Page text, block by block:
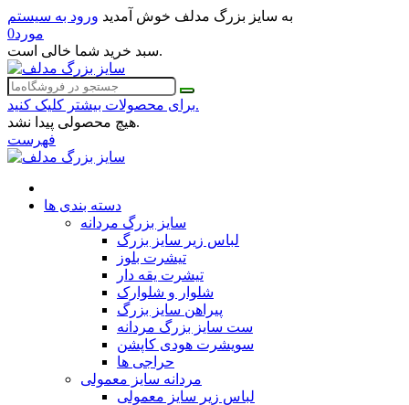
به سایز بزرگ مدلف خوش آمدید ورود به سیستم
0مورد
سبد خرید شما خالی است.
برای محصولات بیشتر کلیک کنید.
هیچ محصولی پیدا نشد.
فهرست
دسته بندی ها
سایز بزرگ مردانه
لباس زیر سایز بزرگ
تیشرت بلوز
تیشرت یقه دار
شلوار و شلوارک
پیراهن سایز بزرگ
ست سایز بزرگ مردانه
سویشرت هودی کاپشن
حراجی ها
مردانه سایز معمولی
لباس زیر سایز معمولی